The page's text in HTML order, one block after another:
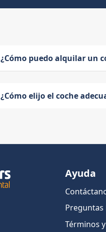
¿Cómo puedo alquilar un
¿Cómo elijo el coche
Ayuda
Preguntas
Términos